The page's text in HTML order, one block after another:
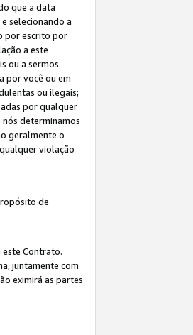
que a data
selecionando a
por escrito por
a este
ou a sermos
por você ou em
ou ilegais;
por qualquer
determinamos
geralmente o
violação
de
este Contrato.
juntamente com
eximirá as partes